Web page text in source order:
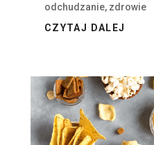
odchudzanie, zdrowie
CZYTAJ DALEJ